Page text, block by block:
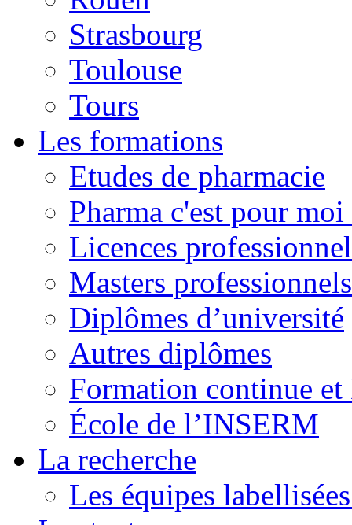
Strasbourg
Toulouse
Tours
Les formations
Etudes de pharmacie
Pharma c'est pour
Licences
Masters
Diplômes d’université
Autres diplômes
Formation continue et
École de l’INSERM
La recherche
Les équipes